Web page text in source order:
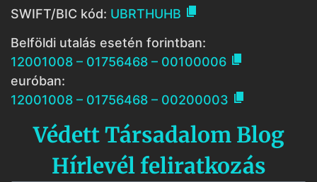
SWIFT/BIC kód: UBRTHUHB 
Belföldi utalás esetén forintban:
12001008 – 01756468 – 00100006 
euróban:
12001008 – 01756468 – 00200003 
Védett Társadalom Blog
Hírlevél feliratkozás